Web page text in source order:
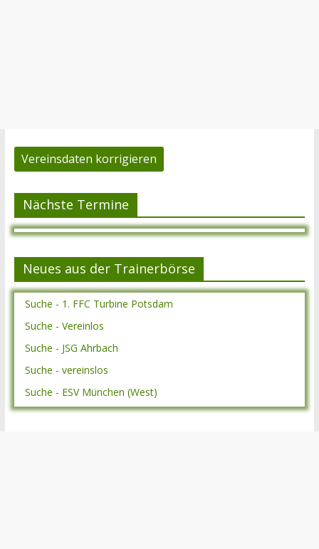
Vereinsdaten korrigieren
Nächste Termine
Neues aus der Trainerbörse
Suche - 1. FFC Turbine Potsdam
Suche - Vereinlos
Suche - JSG Ahrbach
Suche - vereinslos
Suche - ESV München (West)